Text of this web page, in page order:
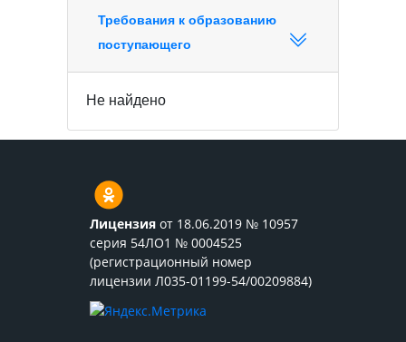
Требования к образованию
поступающего
Не найдено
Лицензия от 18.06.2019 № 10957
серия 54ЛО1 № 0004525
(регистрационный номер
лицензии Л035-01199-54/00209884)